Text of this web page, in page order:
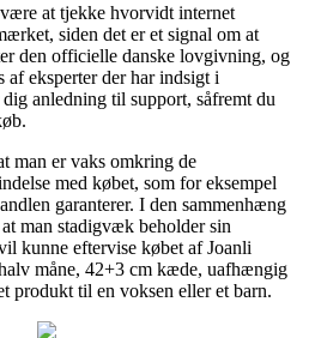
at tjekke hvorvidt internet
siden det er et signal om at
den officielle danske lovgivning, og
af eksperter der har indsigt i
anledning til support, såfremt du
man er vaks omkring de
med købet, som for eksempel
garanterer. I den sammenhæng
man stadigvæk beholder sin
kunne eftervise købet af Joanli
måne, 42+3 cm kæde, uafhængig
produkt til en voksen eller et barn.